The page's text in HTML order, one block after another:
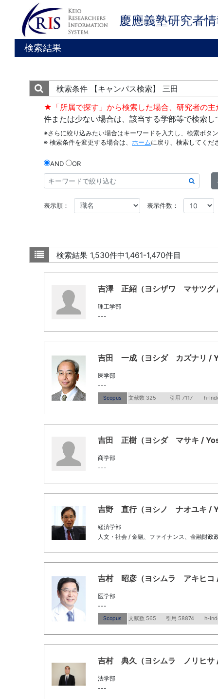
慶應義塾研究者
検索結果
検索条件
【キャンパス検索】 三田
★「所属で探す」から検索した場合、研究者の
件または少ない場合は、該当する学部等で検索し
※さらに絞り込みたい場合はキーワードを入力し、検索ボタ
※ 検索条件を変更する場合は、 ホームに戻り、検索してくだ
AND OR
表示順： 表示件数：
検索結果 1,530件中1,461-1,470件目
吉澤 正紹（ヨシザワ マサツグ
理工学部
---
吉田 一成（ヨシダ カズナリ /
医学部
---
Scopus 文献数 325 引用 7117 h-
吉田 正樹（ヨシダ マサキ /
商学部
---
吉野 直行（ヨシノ ナオユキ /
経済学部
人文・社会 / 金融、ファイナンス、金融財政
吉村 昭彦（ヨシムラ アキヒコ
医学部
---
Scopus 文献数 565 引用 58874 h-
吉村 典久（ヨシムラ ノリヒサ
法学部
---